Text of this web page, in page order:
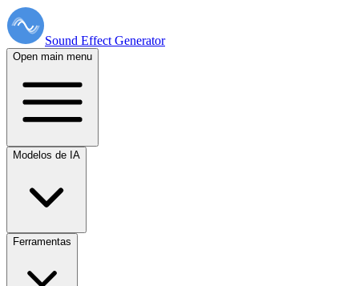
Sound Effect Generator
Open main menu
Modelos de IA
Ferramentas